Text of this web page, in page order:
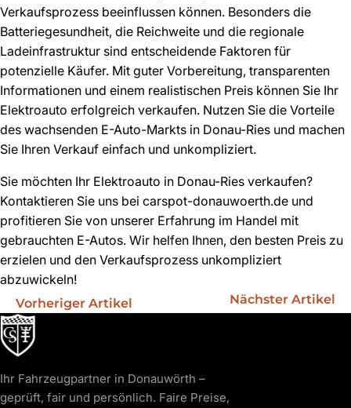
Verkaufsprozess beeinflussen können. Besonders die
Batteriegesundheit, die Reichweite und die regionale
Ladeinfrastruktur sind entscheidende Faktoren für
potenzielle Käufer. Mit guter Vorbereitung, transparenten
Informationen und einem realistischen Preis können Sie Ihr
Elektroauto erfolgreich verkaufen. Nutzen Sie die Vorteile
des wachsenden E-Auto-Markts in Donau-Ries und machen
Sie Ihren Verkauf einfach und unkompliziert.
Sie möchten Ihr Elektroauto in Donau-Ries verkaufen?
Kontaktieren Sie uns bei carspot-donauwoerth.de und
profitieren Sie von unserer Erfahrung im Handel mit
gebrauchten E-Autos. Wir helfen Ihnen, den besten Preis zu
erzielen und den Verkaufsprozess unkompliziert
abzuwickeln!
Vorheriger Artikel Nächster Artikel
Ihr Fahrzeugpartner in Donauwörth –
geprüft, fair und persönlich. Faire Preise,